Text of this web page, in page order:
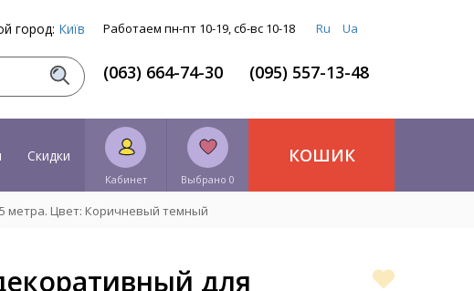
город: Київ Работаем пн-пт 10-19, сб-вс 10-18 Ru Ua
(063) 664-74-30 (095) 557-13-48
Скидки
Кабинет Выбрано 0
КОШИК
метра. Цвет: Коричневый темный
для